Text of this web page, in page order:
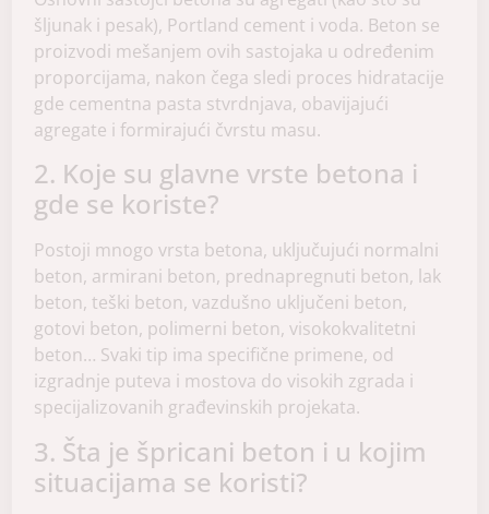
šljunak i pesak), Portland cement i voda. Beton se
proizvodi mešanjem ovih sastojaka u određenim
proporcijama, nakon čega sledi proces hidratacije
gde cementna pasta stvrdnjava, obavijajući
agregate i formirajući čvrstu masu.
2. Koje su glavne vrste betona i
gde se koriste?
Postoji mnogo vrsta betona, uključujući normalni
beton, armirani beton, prednapregnuti beton, lak
beton, teški beton, vazdušno uključeni beton,
gotovi beton, polimerni beton, visokokvalitetni
beton… Svaki tip ima specifične primene, od
izgradnje puteva i mostova do visokih zgrada i
specijalizovanih građevinskih projekata.
3. Šta je špricani beton i u kojim
situacijama se koristi?